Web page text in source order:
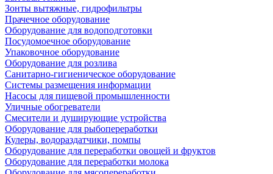
Зонты вытяжные, гидрофильтры
Прачечное оборудование
Оборудование для водоподготовки
Посудомоечное оборудование
Упаковочное оборудование
Оборудование для розлива
Санитарно-гигиеническое оборудование
Системы размещения информации
Насосы для пищевой промышленности
Уличные обогреватели
Смесители и душирующие устройства
Оборудование для рыбопереработки
Кулеры, водораздатчики, помпы
Оборудование для переработки овощей и фруктов
Оборудование для переработки молока